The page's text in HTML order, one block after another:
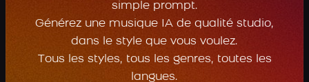
simple prompt.
Générez une musique IA de qualité studio,
dans le style que vous voulez.
Tous les styles, tous les genres, toutes les
langues.